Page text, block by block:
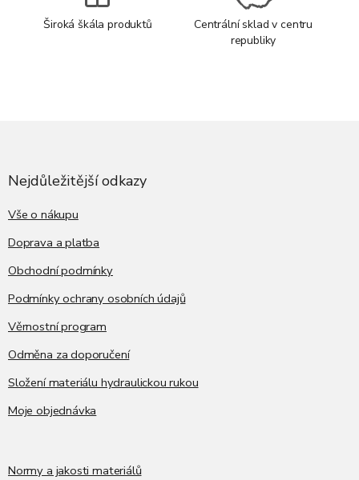
Široká škála produktů
Centrální sklad v centru
republiky
Nejdůležitější odkazy
Vše o nákupu
Doprava a platba
Obchodní podmínky
Podmínky ochrany osobních údajů
Věrnostní program
Odměna za doporučení
Složení materiálu hydraulickou rukou
Moje objednávka
Normy a jakosti materiálů